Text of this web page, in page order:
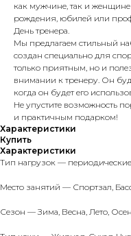
как мужчине, так и
рождения, юбилей или
День тренера.
Мы предлагаем стильный
создан специально для
только приятным, но и
внимании к тренеру. Он
когда он будет его
Не упустите возможность
и практичным подарком!
Характеристики
Купить
Характеристики
Тип нагрузок —
Место занятий — Спортзал,
Сезон — Зима, Весна, Лето,